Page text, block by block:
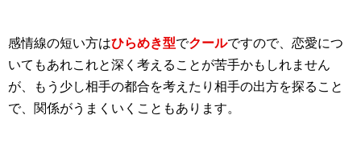
感情線の短い方はひらめき型でクールですので、恋愛につ
いてもあれこれと深く考えることが苦手かもしれません
が、もう少し相手の都合を考えたり相手の出方を探ること
で、関係がうまくいくこともあります。